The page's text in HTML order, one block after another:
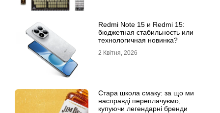
Redmi Note 15 и Redmi 15:
бюджетная стабильность или
технологичная новинка?
2 Квітня, 2026
Стара школа смаку: за що ми
насправді переплачуємо,
купуючи легендарні бренди